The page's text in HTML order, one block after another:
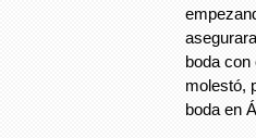
boda
molestó,
boda en